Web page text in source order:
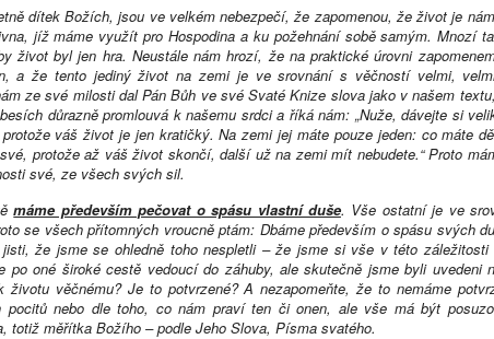
dítek Božích, jsou ve velkém nebezpečí, že zapomenou, že život je
jíž máme využít pro Hospodina a ku požehnání sobě samým. Mnozí
život byl jen hra. Neustále nám hrozí, že na praktické úrovni
a že tento jediný život na zemi je ve srovnání s věčností velmi,
ze své milosti dal Pán Bůh ve své Svaté Knize slova jako v našem
důrazně promlouvá k našemu srdci a říká nám: „Nuže, dávejte si
váš život je jen kratičký. Na zemi jej máte pouze jeden: co máte
protože až váš život skončí, další už na zemi mít nebudete.“ Proto
své, ze všech svých sil.
máme především pečovat o spásu vlastní duše. Vše ostatní je ve
se všech přítomných vroucně ptám: Dbáme především o spásu svých
že jsme se ohledně toho nespletli – že jsme si vše v této záležitosti
po oné široké cestě vedoucí do záhuby, ale skutečně jsme byli uvedeni
životu věčnému? Je to potvrzené? A nezapomeňte, že to nemáme
pocitů nebo dle toho, co nám praví ten či onen, ale vše má být
totiž měřítka Božího – podle Jeho Slova, Písma svatého.